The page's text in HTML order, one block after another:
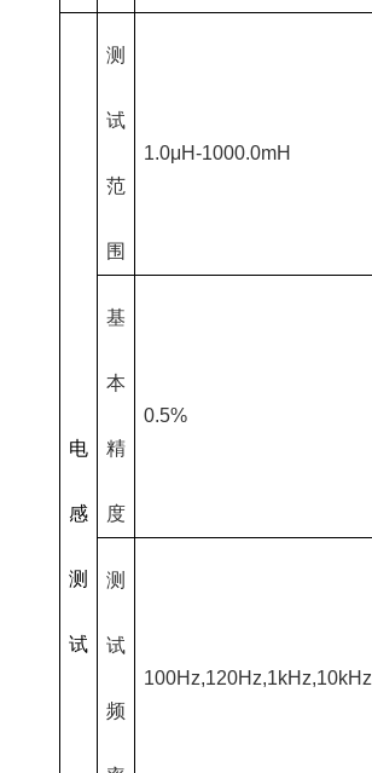
电
感
测
试
测
试
范
围
1.0μH-1000.0mH
基
本
精
度
0.5%
测
试
频
100Hz,120Hz,1kHz,10kHz